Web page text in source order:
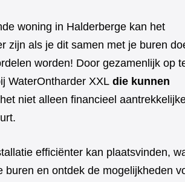
woning in Halderberge kan het
zijn als je dit samen met je buren
worden! Door gezamenlijk op
WaterOntharder XXL die kunnen
niet alleen financieel
efficiënter kan plaatsvinden,
en ontdek de mogelijkheden